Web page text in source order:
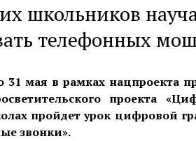
школьников
телефонных
31 мая в рамках нацпроекта
проекта
пройдет урок цифровой
звонки».